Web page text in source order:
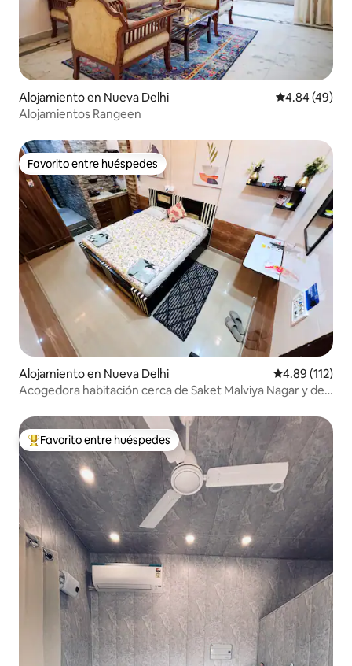
Alojamiento en Nueva Delhi Calificación
4.84 (49)
Alojamientos Rangeen
Favorito entre huéspedes
Favorito entre huéspedes
Alojamiento en Nueva Delhi Calificación
4.89 (112)
Acogedora habitación cerca de Saket Malviya Nagar y del
Favorito entre huéspedes preferido
Favorito entre huéspedes